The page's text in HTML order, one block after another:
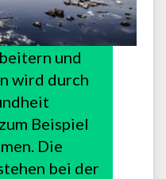
und
wird durch
Beispiel
Die
bei der